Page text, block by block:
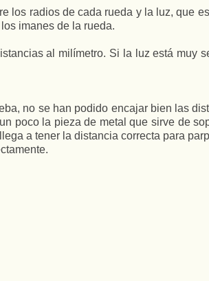
los radios de cada rueda y la luz, que
imanes de la rueda.
al milímetro. Si la luz está muy
no se han podido encajar bien las
poco la pieza de metal que sirve de
a tener la distancia correcta para